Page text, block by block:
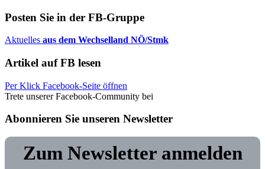
Posten Sie in der FB-Gruppe
Aktuelles aus dem Wechselland NÖ/Stmk
Artikel auf FB lesen
Per Klick Facebook-Seite öffnen
Trete unserer Facebook-Community bei
Abonnieren Sie unseren Newsletter
Zum Newsletter anmelden